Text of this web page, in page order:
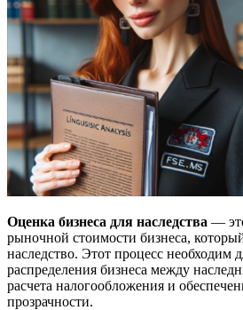
Оценка бизнеса для наследства —
рыночной стоимости бизнеса,
наследство. Этот процесс необходим
распределения бизнеса между
расчета налогообложения и
прозрачности.